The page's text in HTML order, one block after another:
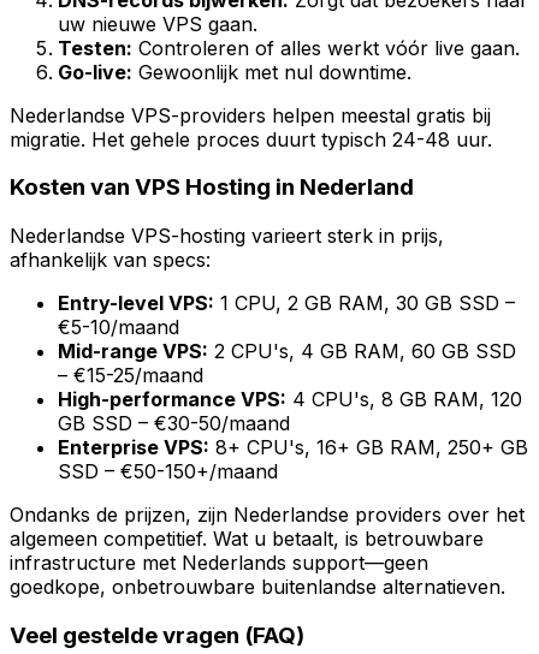
uw nieuwe VPS gaan.
Testen: Controleren of alles werkt vóór live gaan.
Go-live: Gewoonlijk met nul downtime.
Nederlandse VPS-providers helpen meestal gratis bij
migratie. Het gehele proces duurt typisch 24-48 uur.
Kosten van VPS Hosting in Nederland
Nederlandse VPS-hosting varieert sterk in prijs,
afhankelijk van specs:
Entry-level VPS: 1 CPU, 2 GB RAM, 30 GB SSD –
€5-10/maand
Mid-range VPS: 2 CPU's, 4 GB RAM, 60 GB SSD
– €15-25/maand
High-performance VPS: 4 CPU's, 8 GB RAM, 120
GB SSD – €30-50/maand
Enterprise VPS: 8+ CPU's, 16+ GB RAM, 250+ GB
SSD – €50-150+/maand
Ondanks de prijzen, zijn Nederlandse providers over het
algemeen competitief. Wat u betaalt, is betrouwbare
infrastructure met Nederlands support—geen
goedkope, onbetrouwbare buitenlandse alternatieven.
Veel gestelde vragen (FAQ)